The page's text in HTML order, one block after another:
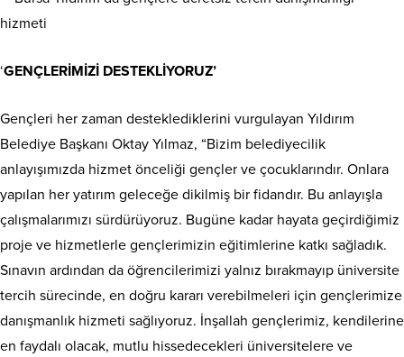
‘GENÇLERİMİZİ DESTEKLİYORUZ’
Gençleri her zaman desteklediklerini vurgulayan Yıldırım
Belediye Başkanı Oktay Yılmaz, “Bizim belediyecilik
anlayışımızda hizmet önceliği gençler ve çocuklarındır. Onlara
yapılan her yatırım geleceğe dikilmiş bir fidandır. Bu anlayışla
çalışmalarımızı sürdürüyoruz. Bugüne kadar hayata geçirdiğimiz
proje ve hizmetlerle gençlerimizin eğitimlerine katkı sağladık.
Sınavın ardından da öğrencilerimizi yalnız bırakmayıp üniversite
tercih sürecinde, en doğru kararı verebilmeleri için gençlerimize
danışmanlık hizmeti sağlıyoruz. İnşallah gençlerimiz, kendilerine
en faydalı olacak, mutlu hissedecekleri üniversitelere ve